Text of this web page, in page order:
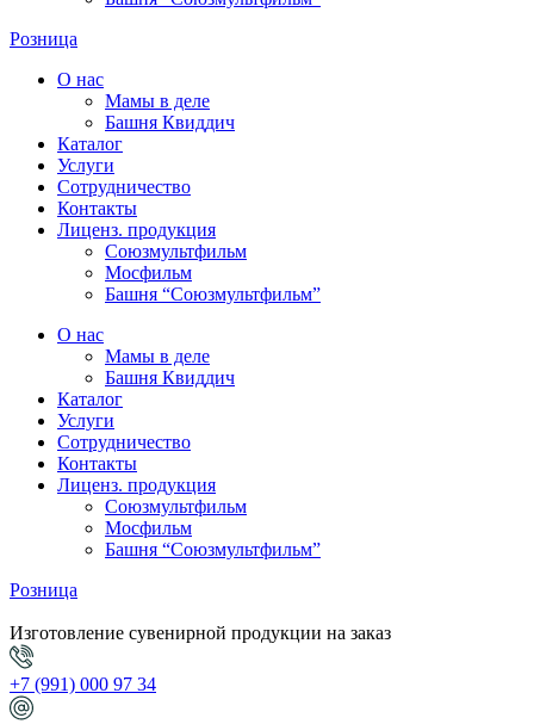
Розница
О нас
Мамы в деле
Башня Квиддич
Каталог
Услуги
Сотрудничество
Контакты
Лиценз. продукция
Союзмультфильм
Мосфильм
Башня “Союзмультфильм”
О нас
Мамы в деле
Башня Квиддич
Каталог
Услуги
Сотрудничество
Контакты
Лиценз. продукция
Союзмультфильм
Мосфильм
Башня “Союзмультфильм”
Розница
Изготовление сувенирной продукции на заказ
+7 (991) 000 97 34